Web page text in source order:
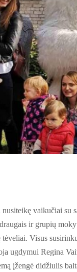
vaikučiai su
ir grupių
Visus
ugdymui Regina
įžengė didžiulis